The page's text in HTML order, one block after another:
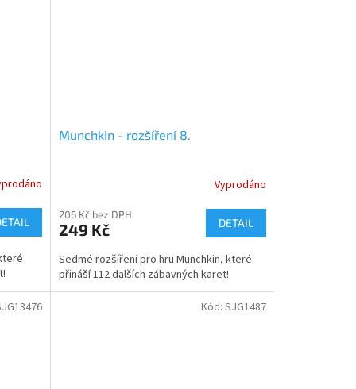
Munchkin - rozšíření 8.
Vyprodáno
206 Kč bez DPH
249 Kč DETAIL
Sedmé rozšíření pro hru Munchkin, které
přináší 112 dalších zábavných karet!
Kód: SJG1487